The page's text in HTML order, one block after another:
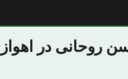
روحانی در اهواز